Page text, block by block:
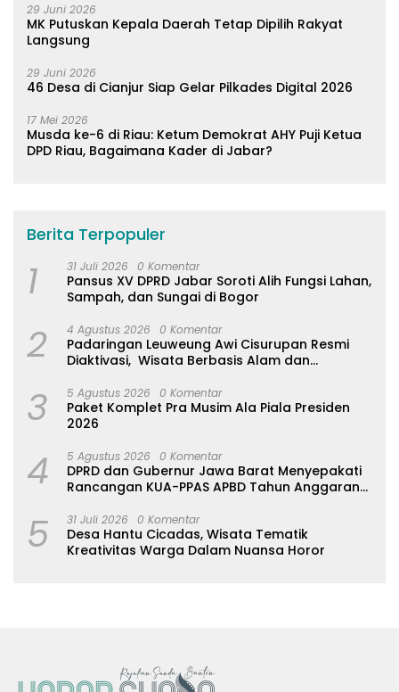
29 Juni 2026
MK Putuskan Kepala Daerah Tetap Dipilih Rakyat
Langsung
29 Juni 2026
46 Desa di Cianjur Siap Gelar Pilkades Digital 2026
17 Mei 2026
Musda ke-6 di Riau: Ketum Demokrat AHY Puji Ketua
DPD Riau, Bagaimana Kader di Jabar?
Berita Terpopuler
1 31 Juli 2026 0 Komentar
Pansus XV DPRD Jabar Soroti Alih Fungsi Lahan,
Sampah, dan Sungai di Bogor
2 4 Agustus 2026 0 Komentar
Padaringan Leuweung Awi Cisurupan Resmi
Diaktivasi, Wisata Berbasis Alam dan
3 5 Agustus 2026 0 Komentar
Paket Komplet Pra Musim Ala Piala Presiden
2026
4 5 Agustus 2026 0 Komentar
DPRD dan Gubernur Jawa Barat Menyepakati
Rancangan KUA-PPAS APBD Tahun Anggaran
5 31 Juli 2026 0 Komentar
Desa Hantu Cicadas, Wisata Tematik
Kreativitas Warga Dalam Nuansa Horor